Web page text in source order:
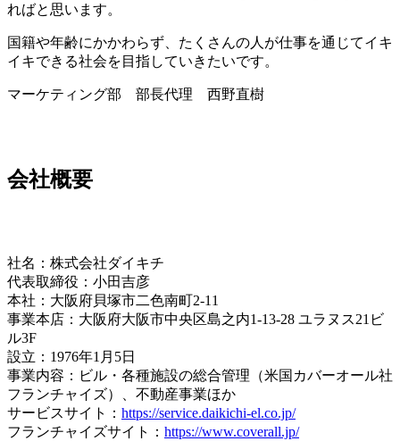
ればと思います。
国籍や年齢にかかわらず、たくさんの人が仕事を通じてイキ
イキできる社会を目指していきたいです。
マーケティング部 部長代理 西野直樹
会社概要
社名：株式会社ダイキチ
代表取締役：小田吉彦
本社：大阪府貝塚市二色南町2-11
事業本店：大阪府大阪市中央区島之内1-13-28 ユラヌス21ビ
ル3F
設立：1976年1月5日
事業内容：ビル・各種施設の総合管理（米国カバーオール社
フランチャイズ）、不動産事業ほか
サービスサイト： https://service.daikichi-el.co.jp/
フランチャイズサイト： https://www.coverall.jp/